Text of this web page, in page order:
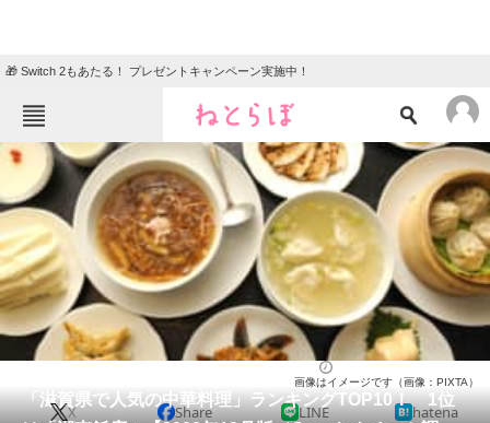
🎁 Switch 2もあたる！ プレゼントキャンペーン実施中！
ねとらぼメニュー
TOP ニュース
エンタメ クイズ
グルメ 地域
住まい 教育・育児
動物 リサーチ
会員記事
「滋賀県で人気の中華料理」ランキングTOP10！ 1位
画像はイメージです（画像：PIXTA）
X Share LINE hatena